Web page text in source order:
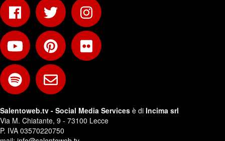
Salentoweb.tv - Social Media Services è di Incima srl
Via M. Chiatante, 9 - 73100 Lecce
P. IVA 03570220750